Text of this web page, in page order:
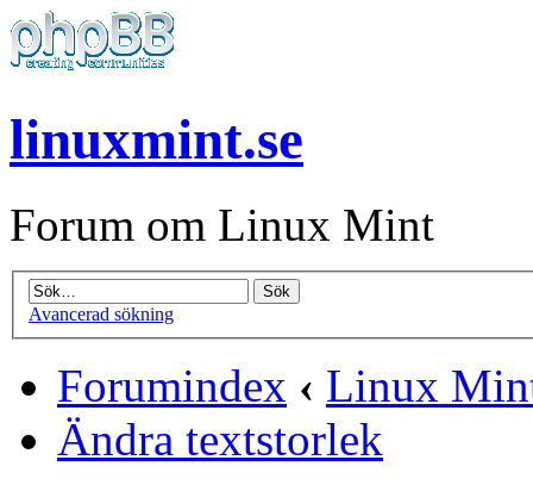
linuxmint.se
Forum om Linux Mint
Avancerad sökning
Forumindex ‹ Linux
Ändra textstorlek